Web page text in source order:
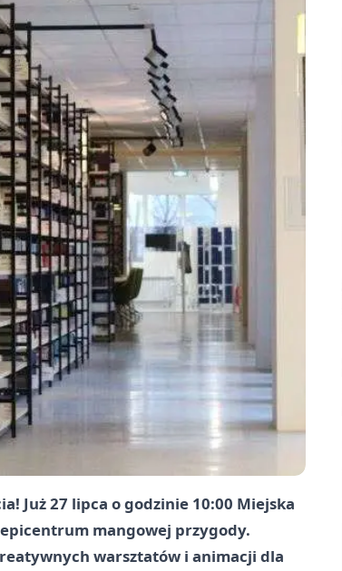
Już 27 lipca o godzinie 10:00 Miejska
mangowej przygody.
warsztatów i animacji dla